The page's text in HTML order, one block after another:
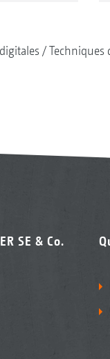
Techniques
SE & Co.